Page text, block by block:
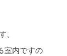
。
室内ですの